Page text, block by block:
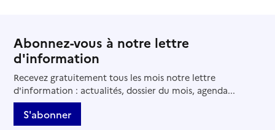
Abonnez-vous à notre lettre
d'information
Recevez gratuitement tous les mois notre lettre
d'information : actualités, dossier du mois, agenda...
S'abonner